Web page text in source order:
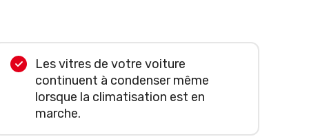
Les vitres de votre voiture
continuent à condenser même
lorsque la climatisation est en
marche.